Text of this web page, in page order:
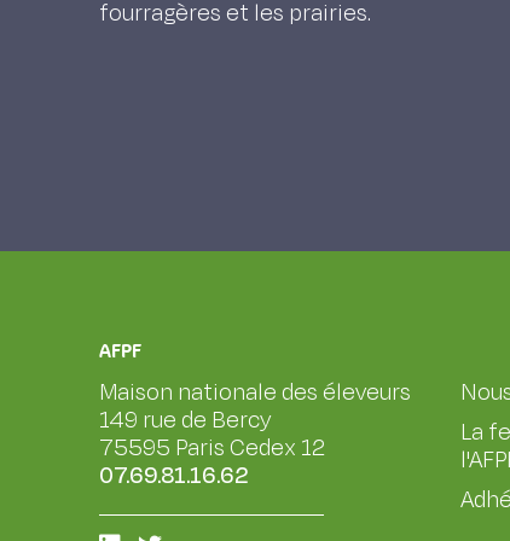
fourragères et les prairies.
AFPF
Maison nationale des éleveurs
149 rue de Bercy
75595 Paris Cedex 12
07.69.81.16.62
La